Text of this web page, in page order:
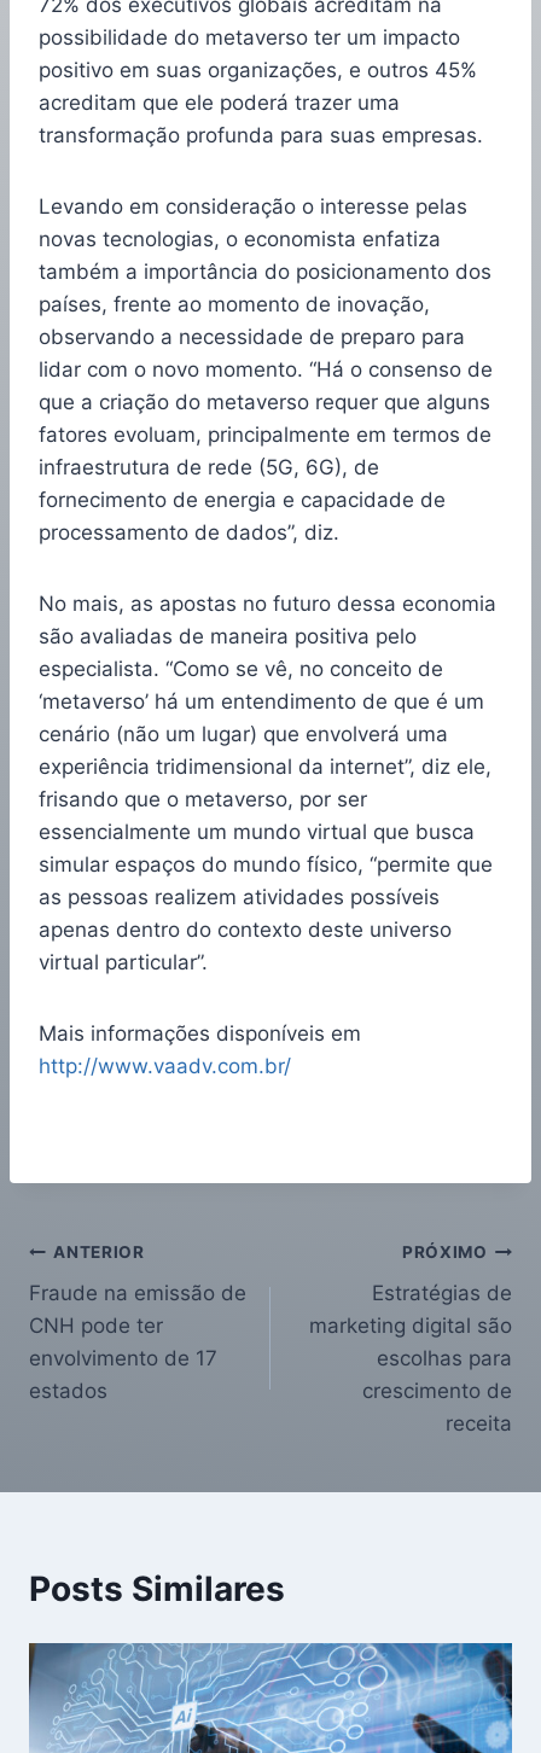
72% dos executivos globais acreditam na
possibilidade do metaverso ter um impacto
positivo em suas organizações, e outros 45%
acreditam que ele poderá trazer uma
transformação profunda para suas empresas.
Levando em consideração o interesse pelas
novas tecnologias, o economista enfatiza
também a importância do posicionamento dos
países, frente ao momento de inovação,
observando a necessidade de preparo para
lidar com o novo momento. “Há o consenso de
que a criação do metaverso requer que alguns
fatores evoluam, principalmente em termos de
infraestrutura de rede (5G, 6G), de
fornecimento de energia e capacidade de
processamento de dados”, diz.
No mais, as apostas no futuro dessa economia
são avaliadas de maneira positiva pelo
especialista. “Como se vê, no conceito de
‘metaverso’ há um entendimento de que é um
cenário (não um lugar) que envolverá uma
experiência tridimensional da internet”, diz ele,
frisando que o metaverso, por ser
essencialmente um mundo virtual que busca
simular espaços do mundo físico, “permite que
as pessoas realizem atividades possíveis
apenas dentro do contexto deste universo
virtual particular”.
Mais informações disponíveis em
http://www.vaadv.com.br/
ANTERIOR
Fraude na emissão de
CNH pode ter
envolvimento de 17
estados
PRÓXIMO
Estratégias de
marketing digital são
escolhas para
crescimento de
receita
Posts Similares